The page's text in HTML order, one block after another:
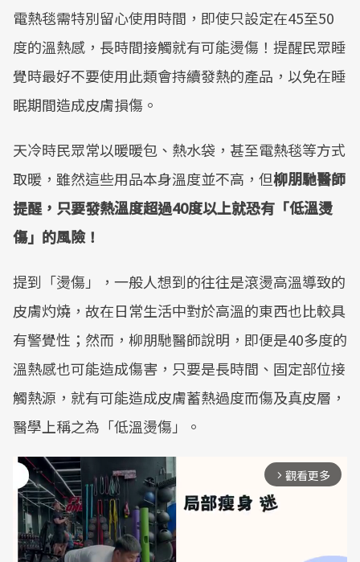
電熱毯需特別留心使用時間，即使只設定在45至50
度的溫熱感，長時間接觸就有可能燙傷！提醒民眾睡
覺時最好不要使用此類會持續發熱的產品，以免在睡
眠期間造成皮膚損傷。
天冷時民眾常以暖暖包、熱水袋，甚至電熱毯等方式
取暖，雖然這些用品本身溫度並不高，但柳朋馳醫師
提醒，只要發熱溫度超過40度以上就恐有「低溫燙
傷」的風險！
提到「燙傷」，一般人想到的往往是滾燙高溫導致的
皮膚灼燒，故在日常生活中對於高溫的東西也比較具
有警覺性；然而，柳朋馳醫師說明，即便是40多度的
溫熱感也可能造成傷害，只要是長時間、固定部位接
觸熱源，就有可能造成皮膚蓄熱過度而傷及真皮層，
醫學上稱之為「低溫燙傷」。
arrow_forward_ios 觀看更多